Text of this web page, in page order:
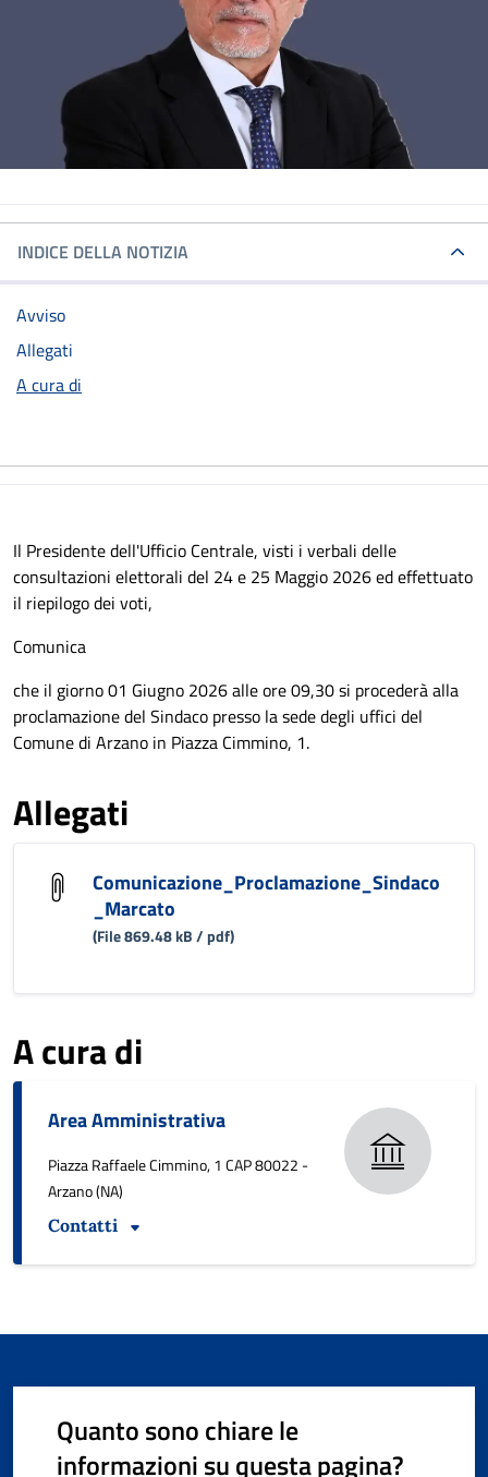
INDICE DELLA NOTIZIA
Avviso
Allegati
A cura di
Il Presidente dell'Ufficio Centrale, visti i verbali delle
consultazioni elettorali del 24 e 25 Maggio 2026 ed effettuato
il riepilogo dei voti,
Comunica
che il giorno 01 Giugno 2026 alle ore 09,30 si procederà alla
proclamazione del Sindaco presso la sede degli uffici del
Comune di Arzano in Piazza Cimmino, 1.
Allegati
Comunicazione_Proclamazione_Sindaco
_Marcato
(File 869.48 kB / pdf)
A cura di
Area Amministrativa
Piazza Raffaele Cimmino, 1 CAP 80022 -
Arzano (NA)
Contatti
Quanto sono chiare le
informazioni su questa pagina?